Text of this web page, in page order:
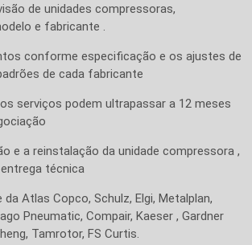
de unidades compressoras,
e fabricante .
conforme especificação e os ajustes de
de cada fabricante
serviços podem ultrapassar a 12 meses
e a reinstalação da unidade compressora ,
técnica
da Atlas Copco, Schulz, Elgi, Metalplan,
Pneumatic, Compair, Kaeser , Gardner
Tamrotor, FS Curtis.